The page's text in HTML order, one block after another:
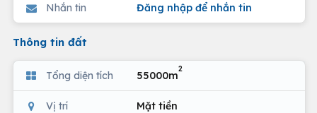
Nhắn tin Đăng nhập để nhắn tin
Thông tin đất
Tổng diện tích 55000m
2
Vị trí Mặt tiền